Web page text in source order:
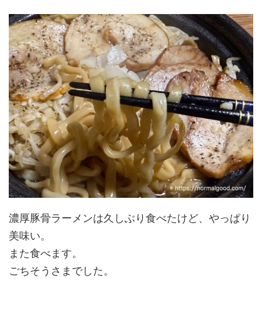
濃厚豚骨ラーメンは久しぶり食べたけど、やっぱり
美味い。
また食べます。
ごちそうさまでした。